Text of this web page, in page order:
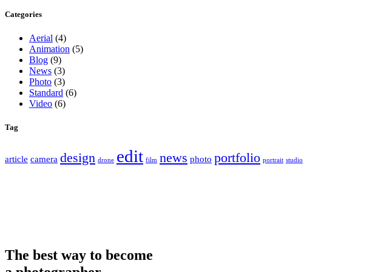
Categories
Aerial (4)
Animation (5)
Blog (9)
News (3)
Photo (3)
Standard (6)
Video (6)
Tag
article camera design drone edit film news photo portfolio portrait studio
The best way to become